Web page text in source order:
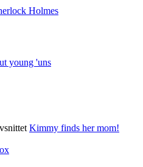
young 'uns
Kimmy finds her mom!